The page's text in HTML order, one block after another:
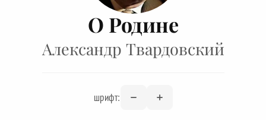
О Родине
Александр Твардовский
шрифт: